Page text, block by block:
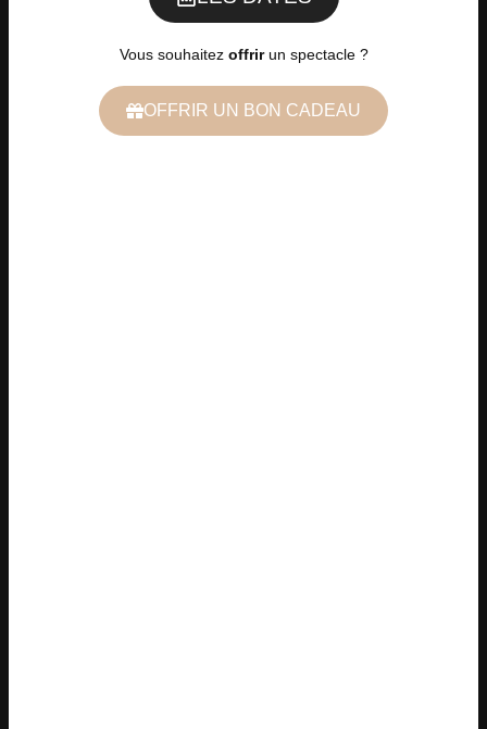
Vous souhaitez offrirun spectacle ?
OFFRIR UN BON CADEAU